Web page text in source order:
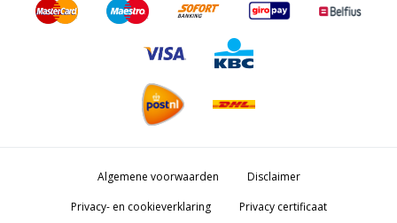
Algemene voorwaarden
Disclaimer
Privacy- en cookieverklaring
Privacy certificaat